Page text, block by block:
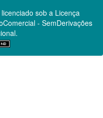
sob a Licença
- SemDerivações